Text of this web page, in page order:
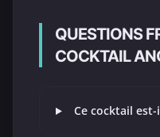
QUESTIONS
COCKTAIL
Ce cocktail